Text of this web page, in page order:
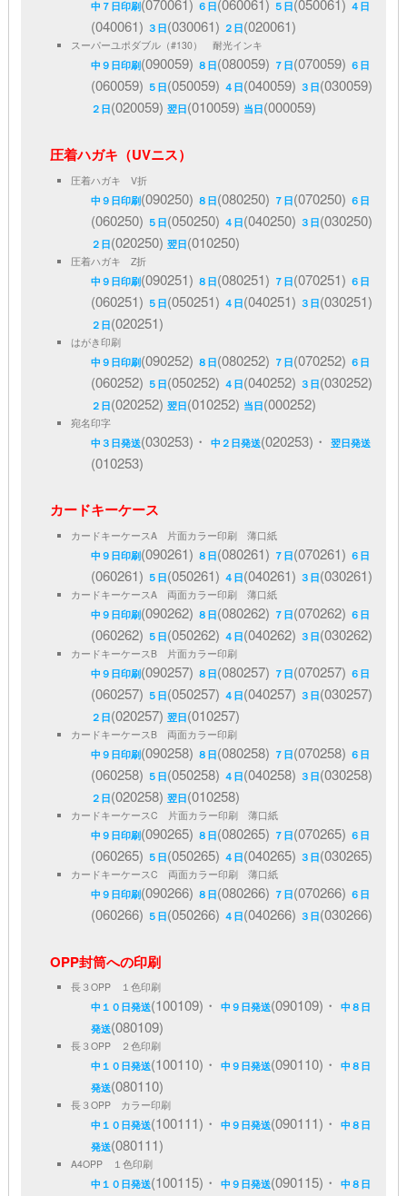
中７日印刷(070061) ６日(060061) ５日(050061) ４日
(040061) ３日(030061) ２日(020061)
スーパーユポダブル（#130） 耐光インキ
中９日印刷(090059) ８日(080059) ７日(070059) ６日
(060059) ５日(050059) ４日(040059) ３日(030059)
２日(020059)翌日(010059) 当日(000059)
圧着ハガキ（UVニス）
圧着ハガキ V折
中９日印刷(090250) ８日(080250) ７日(070250) ６日
(060250) ５日(050250) ４日(040250) ３日(030250)
２日(020250)翌日(010250)
圧着ハガキ Z折
中９日印刷(090251) ８日(080251) ７日(070251) ６日
(060251) ５日(050251) ４日(040251) ３日(030251)
２日(020251)
はがき印刷
中９日印刷(090252) ８日(080252) ７日(070252) ６日
(060252) ５日(050252) ４日(040252) ３日(030252)
２日(020252)翌日(010252) 当日(000252)
宛名印字
中３日発送(030253)・中２日発送(020253)・翌日発送
(010253)
カードキーケース
カードキーケースA 片面カラー印刷 薄口紙
中９日印刷(090261) ８日(080261) ７日(070261) ６日
(060261) ５日(050261) ４日(040261) ３日(030261)
カードキーケースA 両面カラー印刷 薄口紙
中９日印刷(090262) ８日(080262) ７日(070262) ６日
(060262) ５日(050262) ４日(040262) ３日(030262)
カードキーケースB 片面カラー印刷
中９日印刷(090257) ８日(080257) ７日(070257) ６日
(060257) ５日(050257) ４日(040257) ３日(030257)
２日(020257)翌日(010257)
カードキーケースB 両面カラー印刷
中９日印刷(090258) ８日(080258) ７日(070258) ６日
(060258) ５日(050258) ４日(040258) ３日(030258)
２日(020258)翌日(010258)
カードキーケースC 片面カラー印刷 薄口紙
中９日印刷(090265) ８日(080265) ７日(070265) ６日
(060265) ５日(050265) ４日(040265) ３日(030265)
カードキーケースC 両面カラー印刷 薄口紙
中９日印刷(090266) ８日(080266) ７日(070266) ６日
(060266) ５日(050266) ４日(040266) ３日(030266)
OPP封筒への印刷
長３OPP １色印刷
中１０日発送(100109)・中９日発送(090109)・中８日
発送(080109)
長３OPP ２色印刷
中１０日発送(100110)・中９日発送(090110)・中８日
発送(080110)
長３OPP カラー印刷
中１０日発送(100111)・中９日発送(090111)・中８日
発送(080111)
A4OPP １色印刷
中１０日発送(100115)・中９日発送(090115)・中８日